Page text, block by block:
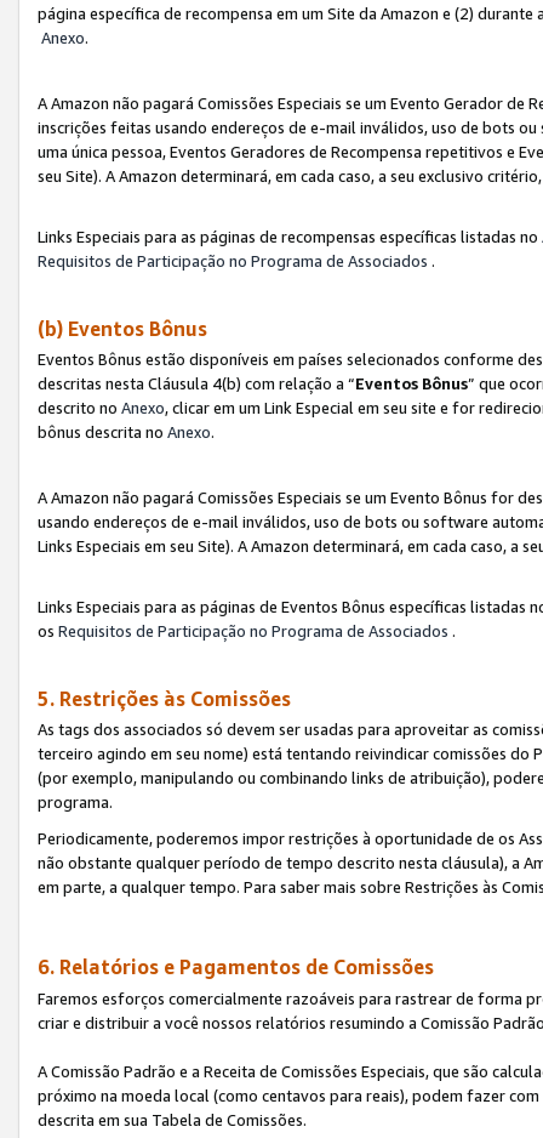
página específica de recompensa em um Site da Amazon e (2)
Anexo.
A Amazon não pagará Comissões Especiais se um Evento Gerador
inscrições feitas usando endereços de e-mail inválidos, uso de bots
uma única pessoa, Eventos Geradores de Recompensa repetitivos e
seu Site). A Amazon determinará, em cada caso, a seu exclusivo
Links Especiais para as páginas de recompensas específicas listadas no
Requisitos de Participação no Programa de Associados .
(b) Eventos Bônus
Eventos Bônus estão disponíveis em países selecionados conforme
descritas nesta Cláusula 4(b) com relação a “Eventos Bônus” que
descrito no Anexo, clicar em um Link Especial em seu site e for
bônus descrita no Anexo.
A Amazon não pagará Comissões Especiais se um Evento Bônus for
usando endereços de e-mail inválidos, uso de bots ou software
Links Especiais em seu Site). A Amazon determinará, em cada caso, a
Links Especiais para as páginas de Eventos Bônus específicas listadas
os Requisitos de Participação no Programa de Associados .
5. Restrições às Comissões
As tags dos associados só devem ser usadas para aproveitar as
terceiro agindo em seu nome) está tentando reivindicar comissões
(por exemplo, manipulando ou combinando links de atribuição),
programa.
Periodicamente, poderemos impor restrições à oportunidade de os
não obstante qualquer período de tempo descrito nesta cláusula), a
em parte, a qualquer tempo. Para saber mais sobre Restrições às
6. Relatórios e Pagamentos de Comissões
Faremos esforços comercialmente razoáveis para rastrear de forma
criar e distribuir a você nossos relatórios resumindo a Comissão
A Comissão Padrão e a Receita de Comissões Especiais, que são
próximo na moeda local (como centavos para reais), podem fazer
descrita em sua Tabela de Comissões.